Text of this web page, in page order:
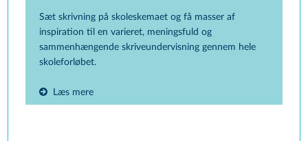
Sæt skrivning på skoleskemaet og få masser af
inspiration til en varieret, meningsfuld og
sammenhængende skriveundervisning gennem hele
skoleforløbet.
Læs mere